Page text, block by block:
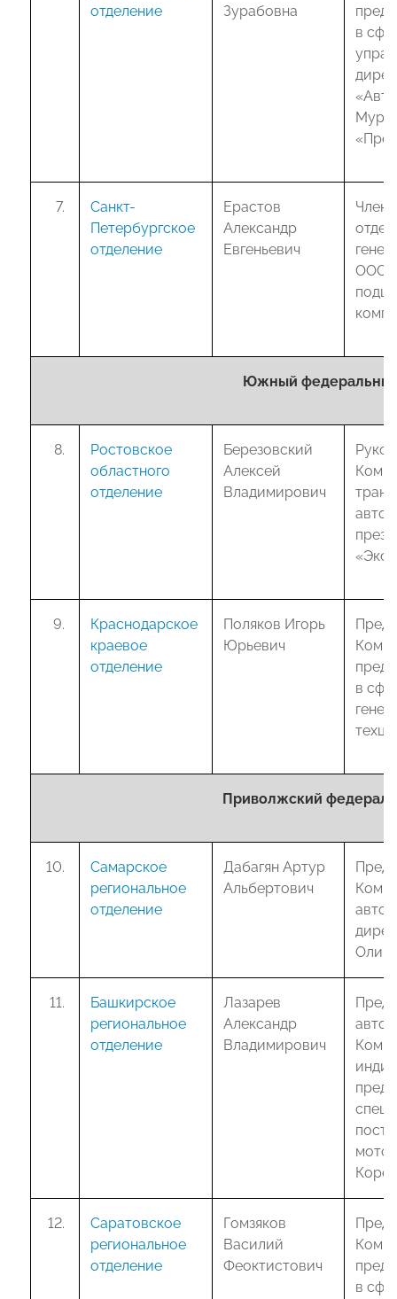
отделение
Зурабовна
в
Санкт-
Петербургское
отделение
Ерастов
Александр
Евгеньевич
Член
ООО
Южный
Ростовское
областного
отделение
Березовский
Алексей
Владимирович
Краснодарское
краевое
отделение
Поляков Игорь
Юрьевич
в
Приволжский
Самарское
региональное
отделение
Дабагян Артур
Альбертович
Башкирское
региональное
отделение
Лазарев
Александр
Владимирович
Саратовское
региональное
отделение
Гомзяков
Василий
Феоктистович
в